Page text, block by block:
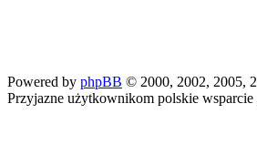
Powered by phpBB © 2000, 2002, 2005,
Przyjazne użytkownikom polskie